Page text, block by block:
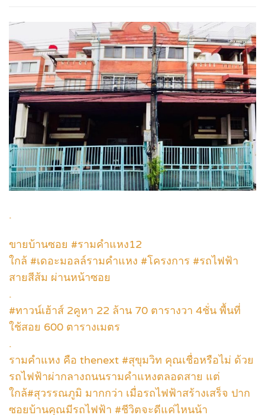
.
ขายบ้านซอย #รามคำแหง12
ใกล้ #เดอะมอลล์รามคำแหง #โครงการ #รถไฟฟ้า
สายสีส้ม ผ่านหน้าซอย
.
#ทาวน์เฮ้าส์ 2คูหา 22 ล้าน 70 ตารางวา 4ชั่น พื้นที่
ใช้สอย 600 ตารางเมตร
.
รามคำแหง คือ thenext #สุขุมวิท คุณเชื่อหรือไม่ ด้วย
รถไฟฟ้าผ่ากลางถนนรามคำแหงตลอดสาย แต่
ใกล้#สุวรรณภูมิ มากกว่า เมื่อรถไฟฟ้าสร้างเสร็จ ปาก
ซอยบ้านคุณมีรถไฟฟ้า #ชีวิตจะดีแค่ไหนน้า